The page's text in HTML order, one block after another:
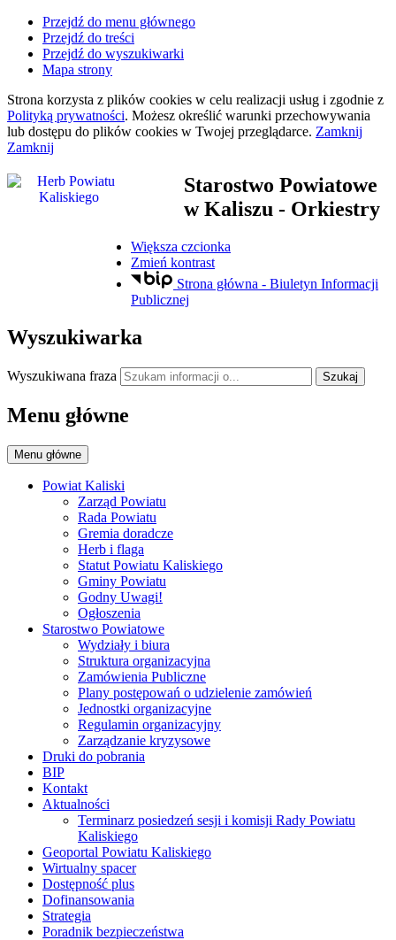
Przejdź do menu głównego
Przejdź do treści
Przejdź do wyszukiwarki
Mapa strony
Strona korzysta z plików cookies w celu realizacji usług i zgodnie z
Polityką prywatności. Możesz określić warunki przechowywania
lub dostępu do plików cookies w Twojej przeglądarce. Zamknij
Zamknij
Starostwo Powiatowe
w Kaliszu - Orkiestry
Większa czcionka
Zmień kontrast
Strona główna - Biuletyn Informacji
Publicznej
Wyszukiwarka
Wyszukiwana fraza Szukaj
Menu główne
Menu główne
Powiat Kaliski
Zarząd Powiatu
Rada Powiatu
Gremia doradcze
Herb i flaga
Statut Powiatu Kaliskiego
Gminy Powiatu
Godny Uwagi!
Ogłoszenia
Starostwo Powiatowe
Wydziały i biura
Struktura organizacyjna
Zamówienia Publiczne
Plany postępowań o udzielenie zamówień
Jednostki organizacyjne
Regulamin organizacyjny
Zarządzanie kryzysowe
Druki do pobrania
BIP
Kontakt
Aktualności
Terminarz posiedzeń sesji i komisji Rady Powiatu
Kaliskiego
Geoportal Powiatu Kaliskiego
Wirtualny spacer
Dostępność plus
Dofinansowania
Strategia
Poradnik bezpieczeństwa